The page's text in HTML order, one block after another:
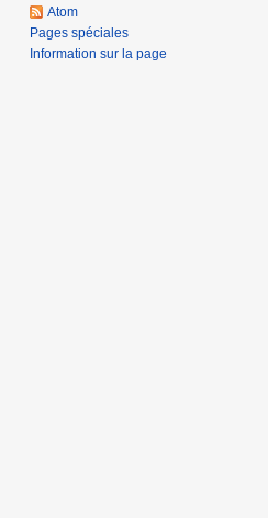
Atom
Pages spéciales
Information sur la page